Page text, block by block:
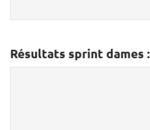
Résultats sprint dames :